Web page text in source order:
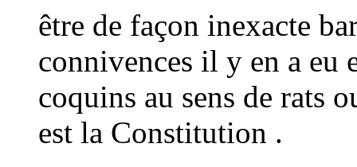
être de façon inexacte
connivences il y en a eu
coquins au sens de rats
est la Constitution .